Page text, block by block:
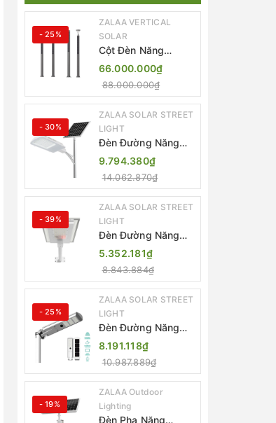
- 25%
ZALAA VERTICAL
SOLAR
Cột Đèn Năng
Lượng Mặt Trời Dọc
Thông Minh ZSR-
YYDS-360 | ZALAA
Jsc
66.000.000₫
88.000.000₫
- 30%
ZALAA SOLAR STREET
LIGHT
Đèn Đường Năng
Lượng Mặt Trời
Thông Minh Điều
Khiển MPPT ZL-
GMX01 ZALAA
9.794.380₫
14.062.870₫
- 39%
ZALAA SOLAR STREET
LIGHT
Đèn Đường Năng
Lượng Mặt Trời
Nhôm Đúc ZALAA
ZL-BWH Cao Cấp
IP65
5.352.181₫
8.843.884₫
- 25%
ZALAA SOLAR STREET
LIGHT
Đèn Đường Năng
Lượng Mặt Trời Tích
Hợp Camera ZALAA
ZL-BJ04-CCTV
(80W, IP65)
8.191.118₫
10.987.889₫
- 19%
ZALAA Outdoor
Lighting
Đèn Pha Năng